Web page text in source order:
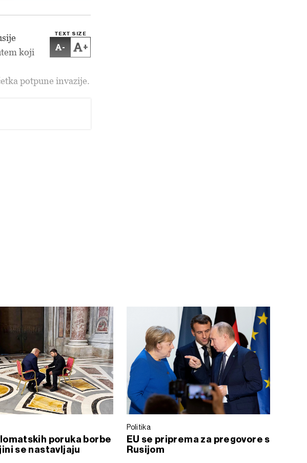
TEXT SIZE
- +
koji
potpune invazije.
poruka borbe
se nastavljaju
Politika
EU se priprema za pregovore s
Rusijom